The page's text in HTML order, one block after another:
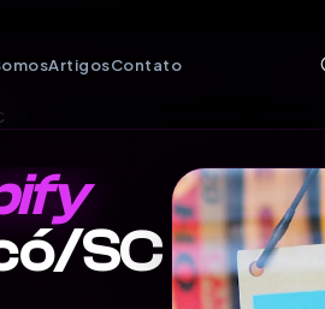
ArtigosContato
SC